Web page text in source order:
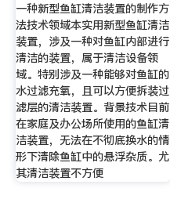
一种新型鱼缸清洁装置的制作方
法技术领域本实用新型鱼缸清洁
装置，涉及一种对鱼缸内部进行
清洁的装置，属于清洁设备领
域。特别涉及一种能够对鱼缸的
水过滤充氧，且可以方便拆装过
滤层的清洁装置。背景技术目前
在家庭及办公场所使用的鱼缸清
洁装置，无法在不彻底换水的情
形下清除鱼缸中的悬浮杂质。尤
其清洁装置不方便